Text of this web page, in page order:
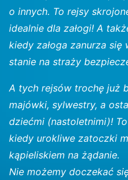
o innych. To rejsy
idealnie dla załogi! A
kiedy załoga zanurza się
stanie na straży
A tych rejsów trochę już
majówki, sylwestry, a
dziećmi (nastoletnimi)!
kiedy urokliwe zatoczki
kąpieliskiem na żądanie.
Nie możemy doczekać